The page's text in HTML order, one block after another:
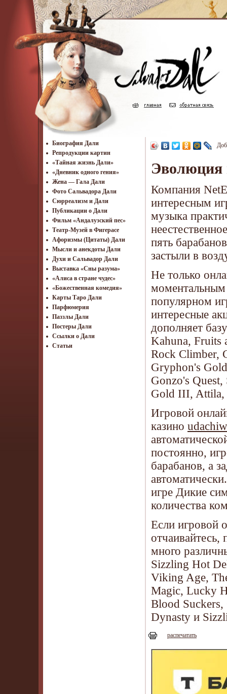
Биография Дали
Репродукции картин
«Тайная жизнь Дали»
«Дневник одного гения»
Жена — Гала Дали
Фото Сальвадора Дали
Cюрреализм и Дали
Публикации о Дали
Фильм «Андалузский пес»
Театр-Музей в Фигерасе
Афоризмы (Цитаты) Дали
Мысли и анекдоты Дали
Духи и Сальвадор Дали
Выставка «Сны разума»
«Алиса в стране чудес»
«Божественная комедия»
Карты Таро Дали
Парфюмерия
Паззлы Дали
Постеры Дали
Ссылки о Дали
Статьи
Эволюция
Компания
интересным
музыка
пять
застыли в
Не только
моментальным
популярном
интересные
дополняет
Kahuna, Fruits
Rock Climber,
Gryphon's
Gonzo's
Gold III, Attila,
Игровой
казино
постоянно,
барабанов, а
игре Дикие
количества
Если игровой
отчаивайтесь,
много
Sizzling Hot
Viking Age,
Magic, Lucky
Blood
Dynasty и
распечатать